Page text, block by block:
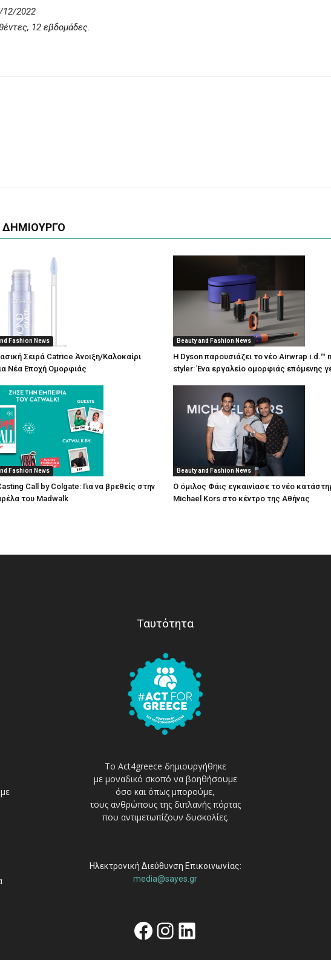
12/2022
12 εβδομάδες.
ΔΗΜΙΟΥΡΓΟ
Fashion News
Σειρά Catrice Άνοιξη/Καλοκαίρι
Νέα Εποχή Ομορφιάς
Beauty and Fashion News
Η Dyson παρουσιάζει το νέο Airwrap i.d.™
styler: Ένα εργαλείο ομορφιάς επόμενης
Fashion News
Call by Colgate: Για να βρεθείς στην
του Μadwalk
Beauty and Fashion News
O όμιλος Φάις εγκαινίασε το νέο
Michael Kors στο κέντρο της Αθήνας
Ταυτότητα
Το Act4greece δημιουργήθηκε
με μοναδικό σκοπό να βοηθήσουμε
όσο και όπως μπορούμε,
τους ανθρώπους της διπλανής πόρτας
που αντιμετωπίζουν δυσκολίες.
Ηλεκτρονική Διεύθυνση Επικοινωνίας:
media@sayes.gr
Facebook
Instagram
Linkedin